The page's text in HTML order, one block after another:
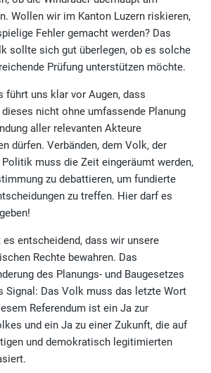
Wollen wir im Kanton Luzern riskieren,
Fehler gemacht werden? Das
sollte sich gut überlegen, ob es solche
Prüfung unterstützen möchte.
führt uns klar vor Augen, dass
nicht ohne umfassende Planung
aller relevanten Akteure
dürfen. Verbänden, dem Volk, der
muss die Zeit eingeräumt werden,
zu debattieren, um fundierte
zu treffen. Hier darf es
es entscheidend, dass wir unsere
Rechte bewahren. Das
des Planungs- und Baugesetzes
Signal: Das Volk muss das letzte Wort
Referendum ist ein Ja zur
und ein Ja zu einer Zukunft, die auf
und demokratisch legitimierten